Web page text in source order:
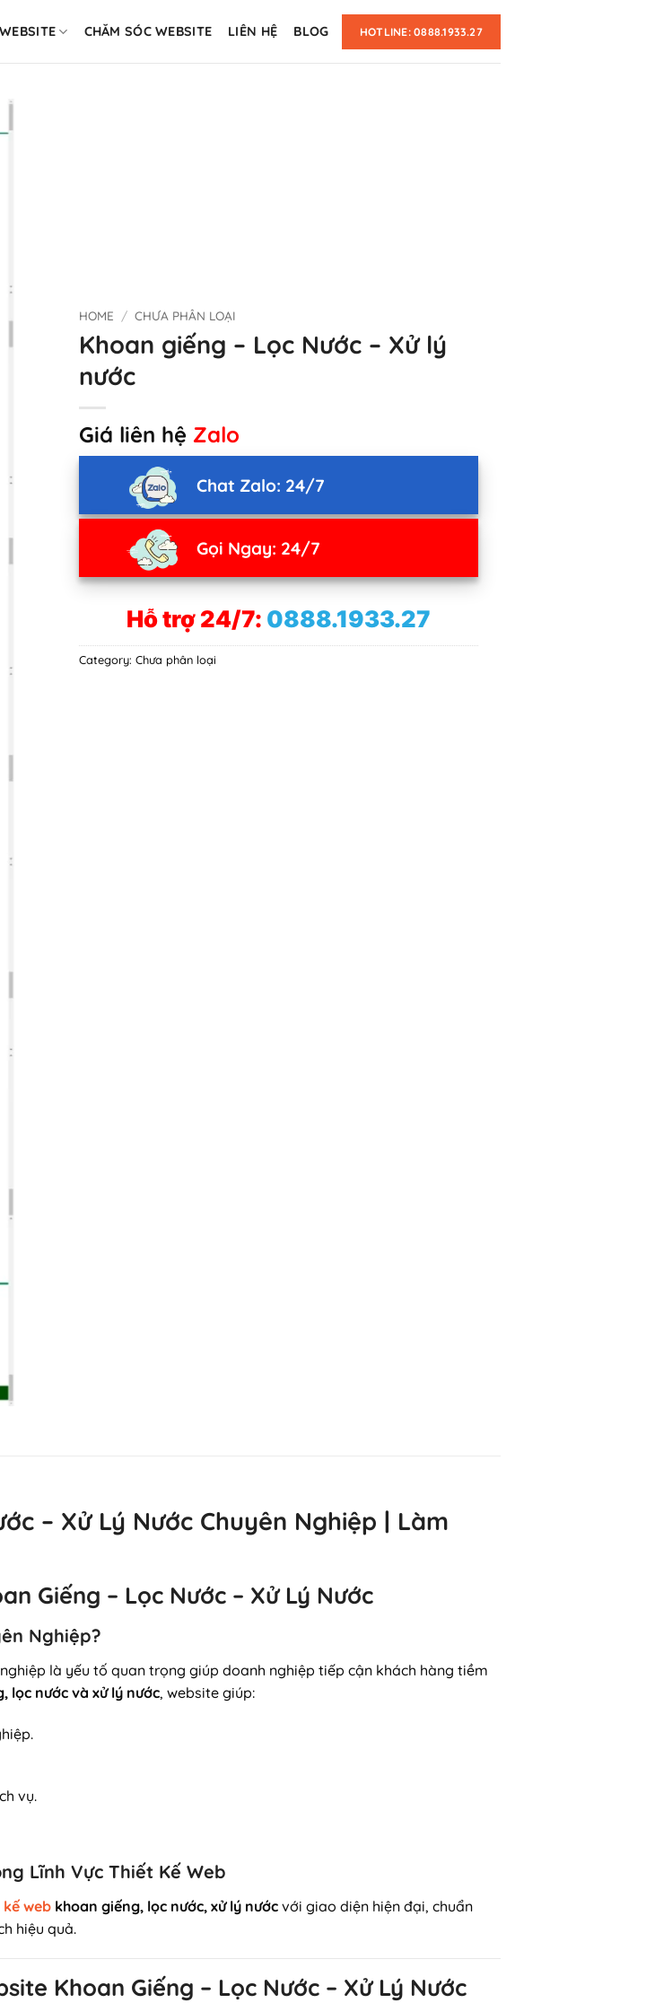
CHĂM SÓC WEBSITE LIÊN HỆ BLOG HOTLINE: 0888.1933.27
HOME / CHƯA PHÂN LOẠI
Khoan giếng – Lọc Nước – Xử lý
nước
Giá liên hệ Zalo
Chat Zalo: 24/7
Gọi Ngay: 24/7
Hỗ trợ 24/7: 0888.1933.27
Category: Chưa phân loại
– Xử Lý Nước Chuyên Nghiệp | Làm
Giếng – Lọc Nước – Xử Lý Nước
Nghiệp?
là yếu tố quan trọng giúp doanh nghiệp tiếp cận khách hàng tiềm
lọc nước và xử lý nước, website giúp:
vụ.
Lĩnh Vực Thiết Kế Web
web khoan giếng, lọc nước, xử lý nước với giao diện hiện đại, chuẩn
hiệu quả.
Khoan Giếng – Lọc Nước – Xử Lý Nước